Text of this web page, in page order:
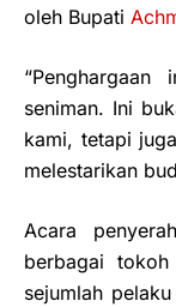
oleh Bupati
seniman. Ini
kami, tetapi
melestarikan
Acara
berbagai
sejumlah